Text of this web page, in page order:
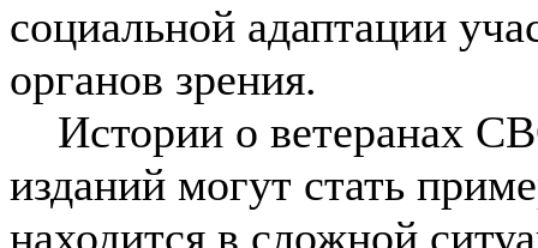
социальной адаптации
органов зрения.
Истории о ветеранах
изданий могут стать
находится в сложной